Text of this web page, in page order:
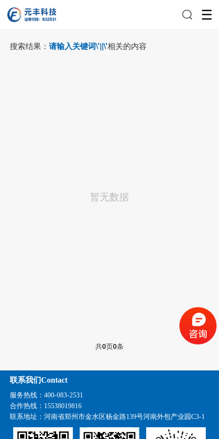
搜索结果： 请输入关键词\'||\'相关的内容
暂无数据
共0页0条
联系我们Contact
服务热线：400-083-2531
合作热线：15538019816
联系地址： 河南省郑州市金水区杨金路139号河南外包产业园C3-1